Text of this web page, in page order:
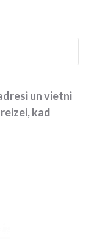
un vietni
kad